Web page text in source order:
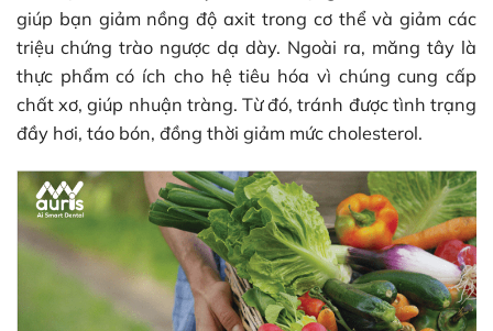
giúp bạn giảm nồng độ axit trong cơ thể và giảm các
triệu chứng trào ngược dạ dày. Ngoài ra, măng tây là
thực phẩm có ích cho hệ tiêu hóa vì chúng cung cấp
chất xơ, giúp nhuận tràng. Từ đó, tránh được tình trạng
đầy hơi, táo bón, đồng thời giảm mức cholesterol.